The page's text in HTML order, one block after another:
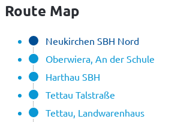
Route Map
Neukirchen SBH Nord
Oberwiera, An der Schule
Harthau SBH
Tettau Talstraße
Tettau, Landwarenhaus